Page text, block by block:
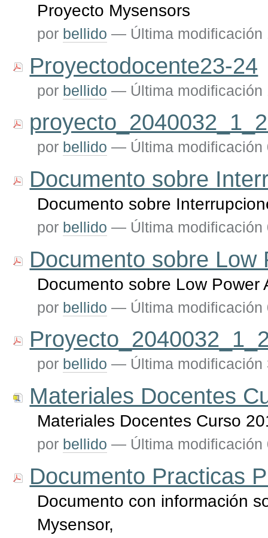
Proyecto Mysensors
por bellido — Última modificación
Proyectodocente23-24
por bellido — Última modificación
por bellido — Última modificación
Documento sobre
Documento sobre
por bellido — Última modificación
Documento sobre Low
Documento sobre Low Power
por bellido — Última modificación
por bellido — Última modificación
Materiales Docentes
Materiales Docentes Curso
por bellido — Última modificación
Documento Practicas
Documento con información
Mysensor,